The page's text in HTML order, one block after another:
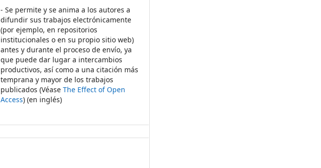
- Se permite y se anima a los autores a
difundir sus trabajos electrónicamente
(por ejemplo, en repositorios
institucionales o en su propio sitio web)
antes y durante el proceso de envío, ya
que puede dar lugar a intercambios
productivos, así como a una citación más
temprana y mayor de los trabajos
publicados (VéaseThe Effect of Open
Access) (en inglés)